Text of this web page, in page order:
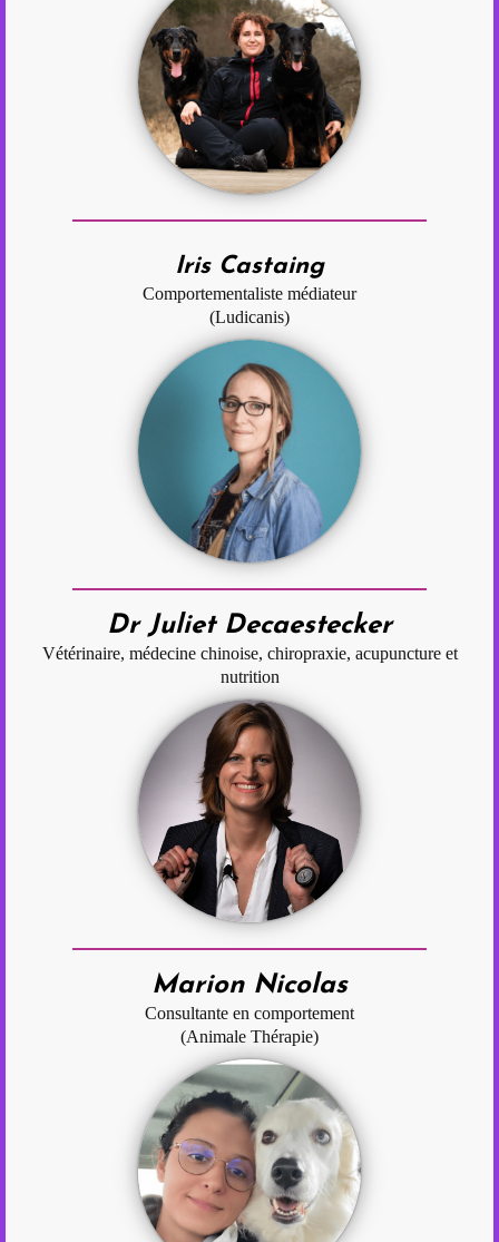
Iris Castaing
Comportementaliste médiateur
(Ludicanis)
Dr Juliet Decaestecker
Vétérinaire, médecine chinoise, chiropraxie, acupuncture et
nutrition
Marion Nicolas
Consultante en comportement
(Animale Thérapie)